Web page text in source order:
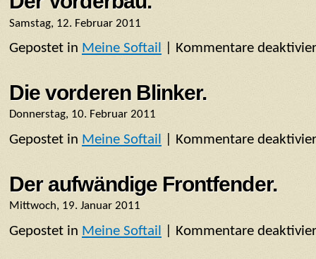
Samstag, 12. Februar 2011
Gepostet in Meine Softail Kommentare
Die vorderen Blinker.
Donnerstag, 10. Februar 2011
Gepostet in Meine Softail Kommentare
Der aufwändige Frontfender.
Mittwoch, 19. Januar 2011
Gepostet in Meine Softail Kommentare